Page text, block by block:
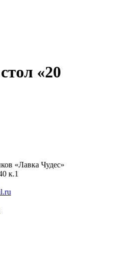
«20
«Лавка Чудес»
к.1